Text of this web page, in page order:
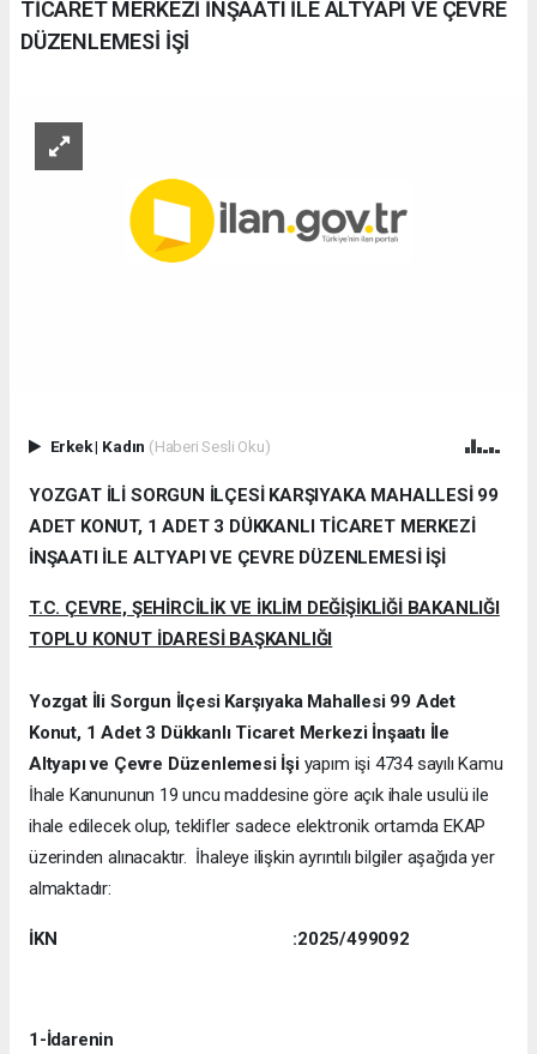
TİCARET MERKEZİ İNŞAATI İLE ALTYAPI VE ÇEVRE
DÜZENLEMESİ İŞİ
Erkek| Kadın (Haberi Sesli Oku)
YOZGAT İLİ SORGUN İLÇESİ KARŞIYAKA MAHALLESİ 99
ADET KONUT, 1 ADET 3 DÜKKANLI TİCARET MERKEZİ
İNŞAATI İLE ALTYAPI VE ÇEVRE DÜZENLEMESİ İŞİ
T.C. ÇEVRE, ŞEHİRCİLİK VE İKLİM DEĞİŞİKLİĞİ BAKANLIĞI
TOPLU KONUT İDARESİ BAŞKANLIĞI
Yozgat İli Sorgun İlçesi Karşıyaka Mahallesi 99 Adet
Konut, 1 Adet 3 Dükkanlı Ticaret Merkezi İnşaatı İle
Altyapı ve Çevre Düzenlemesi İşiyapım işi 4734 sayılı Kamu
İhale Kanununun 19 uncu maddesine göre açık ihale usulü ile
ihale edilecek olup, teklifler sadece elektronik ortamda EKAP
üzerinden alınacaktır. İhaleye ilişkin ayrıntılı bilgiler aşağıda yer
almaktadır:
İKN :2025/499092
1-İdarenin